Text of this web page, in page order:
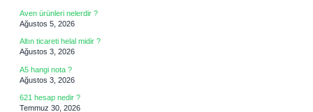
Aven ürünleri nelerdir ?
Ağustos 5, 2026
Altın ticareti helal midir ?
Ağustos 3, 2026
A5 hangi nota ?
Ağustos 3, 2026
621 hesap nedir ?
Temmuz 30, 2026